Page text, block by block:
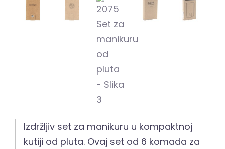
Izdržljiv set za manikuru u kompaktnoj
kutiji od pluta. Ovaj set od 6 komada za